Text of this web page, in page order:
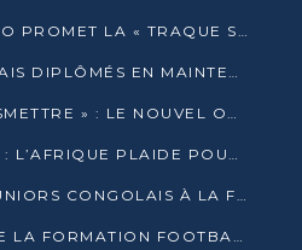
DENIS SASSOU-NGUESSO PROMET LA « TRAQUE SANS RELÂCHE » DU GRAND BANDITISME
13 MILITAIRES CONGOLAIS DIPLÔMÉS EN MAINTENANCE INDUSTRIELLE APRÈS TROIS ANS DE FORMATION À L’UNIVERSITÉ MARIEN-NGOUABI
« BÂTIR, SERVIR, TRANSMETTRE » : LE NOUVEL OUVRAGE QUI INTERPELLE LES COLLECTIVITÉS
SYMPOSIUM DE L’ABCA : L’AFRIQUE PLAIDE POUR UN FINANCEMENT CLIMATIQUE ÉQUITABLE
TAEKWONDO : DEUX JUNIORS CONGOLAIS À LA FINALE D’OPEN SYRIES 2025 À ABIDJAN
KINTELÉ, FUTUR HUB DE LA FORMATION FOOTBALLISTIQUE AFRICAINE ?